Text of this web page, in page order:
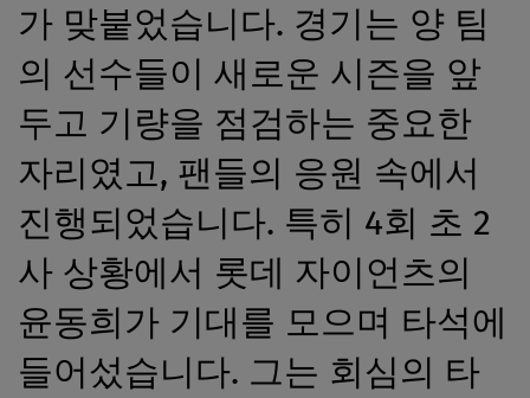
가 맞붙었습니다. 경기는 양 팀
의 선수들이 새로운 시즌을 앞
두고 기량을 점검하는 중요한
자리였고, 팬들의 응원 속에서
진행되었습니다. 특히 4회 초 2
사 상황에서 롯데 자이언츠의
윤동희가 기대를 모으며 타석에
들어섰습니다. 그는 회심의 타